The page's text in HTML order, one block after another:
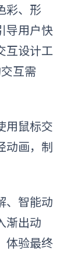
彩、形
导用户快
互设计工
互需
用鼠标交
动画，制
、智能动
渐出动
体验最终